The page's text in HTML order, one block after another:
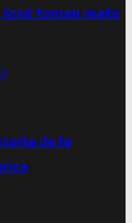
toman mate
0
de la